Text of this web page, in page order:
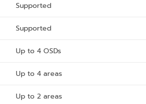
Supported
Supported
Up to 4 OSDs
Up to 4 areas
Up to 2 areas